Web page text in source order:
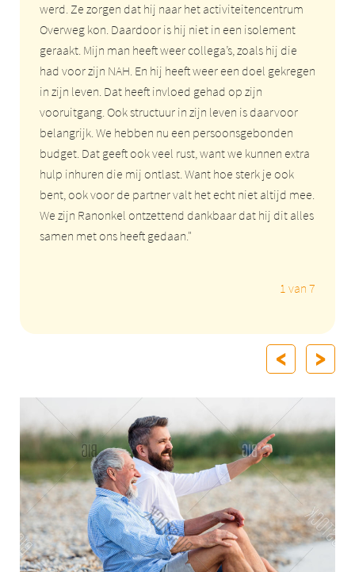
werd. Ze zorgen dat hij naar het activiteitencentrum
Overweg kon. Daardoor is hij niet in een isolement
geraakt. Mijn man heeft weer collega’s, zoals hij die
had voor zijn NAH. En hij heeft weer een doel gekregen
in zijn leven. Dat heeft invloed gehad op zijn
vooruitgang. Ook structuur in zijn leven is daarvoor
belangrijk. We hebben nu een persoonsgebonden
budget. Dat geeft ook veel rust, want we kunnen extra
hulp inhuren die mij ontlast. Want hoe sterk je ook
bent, ook voor de partner valt het echt niet altijd mee.
We zijn Ranonkel ontzettend dankbaar dat hij dit alles
samen met ons heeft gedaan."
1 van 7